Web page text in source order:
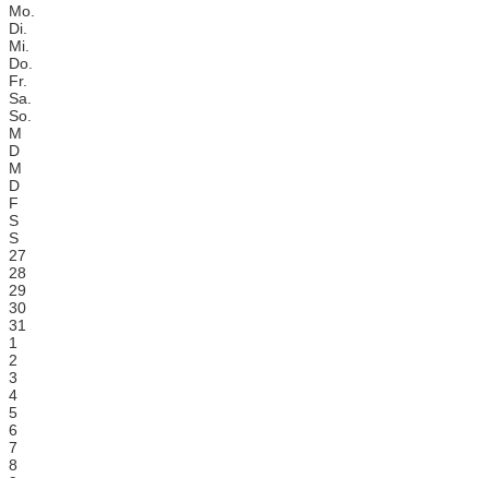
Mo.
Di.
Mi.
Do.
Fr.
Sa.
So.
M
D
M
D
F
S
S
27
28
29
30
31
1
2
3
4
5
6
7
8